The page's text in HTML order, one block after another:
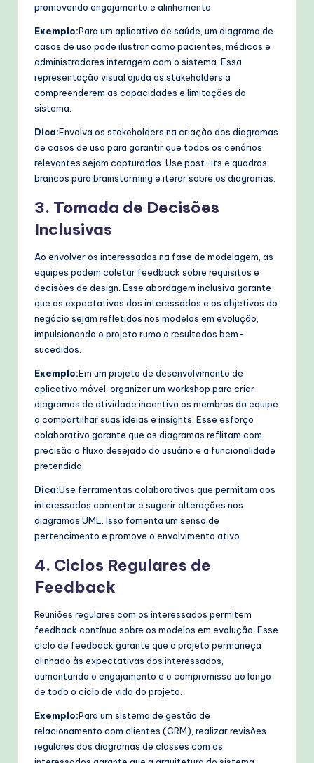
promovendo engajamento e alinhamento.
Exemplo:Para um aplicativo de saúde, um diagrama de
casos de uso pode ilustrar como pacientes, médicos e
administradores interagem com o sistema. Essa
representação visual ajuda os stakeholders a
compreenderem as capacidades e limitações do
sistema.
Dica:Envolva os stakeholders na criação dos diagramas
de casos de uso para garantir que todos os cenários
relevantes sejam capturados. Use post-its e quadros
brancos para brainstorming e iterar sobre os diagramas.
3. Tomada de Decisões
Inclusivas
Ao envolver os interessados na fase de modelagem, as
equipes podem coletar feedback sobre requisitos e
decisões de design. Esse abordagem inclusiva garante
que as expectativas dos interessados e os objetivos do
negócio sejam refletidos nos modelos em evolução,
impulsionando o projeto rumo a resultados bem-
sucedidos.
Exemplo:Em um projeto de desenvolvimento de
aplicativo móvel, organizar um workshop para criar
diagramas de atividade incentiva os membros da equipe
a compartilhar suas ideias e insights. Esse esforço
colaborativo garante que os diagramas reflitam com
precisão o fluxo desejado do usuário e a funcionalidade
pretendida.
Dica:Use ferramentas colaborativas que permitam aos
interessados comentar e sugerir alterações nos
diagramas UML. Isso fomenta um senso de
pertencimento e promove o envolvimento ativo.
4. Ciclos Regulares de
Feedback
Reuniões regulares com os interessados permitem
feedback contínuo sobre os modelos em evolução. Esse
ciclo de feedback garante que o projeto permaneça
alinhado às expectativas dos interessados,
aumentando o engajamento e o compromisso ao longo
de todo o ciclo de vida do projeto.
Exemplo:Para um sistema de gestão de
relacionamento com clientes (CRM), realizar revisões
regulares dos diagramas de classes com os